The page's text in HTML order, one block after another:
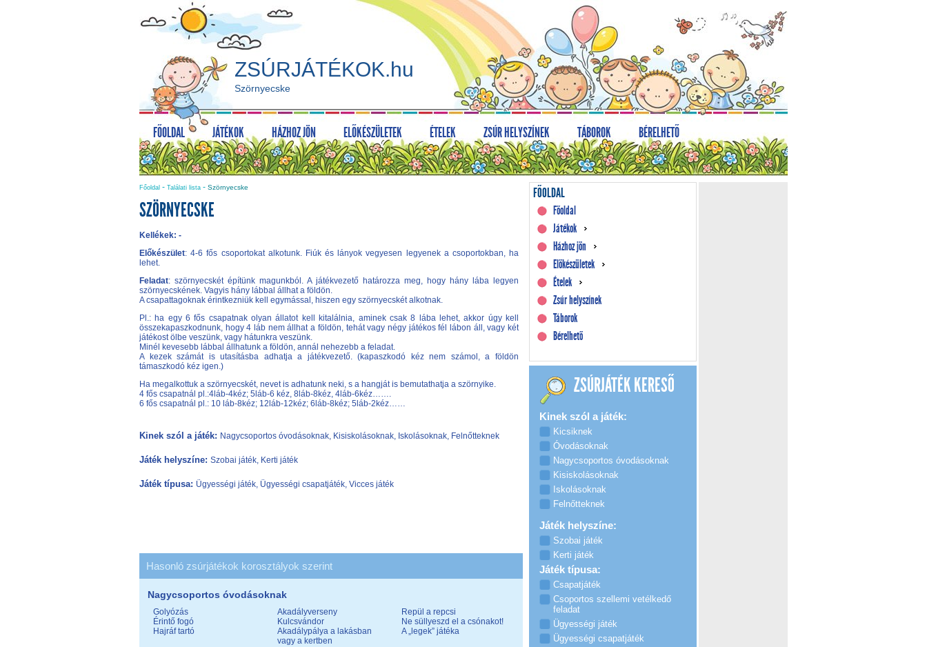
ZSÚRJÁTÉKOK.hu
Szörnyecske
FŐOLDAL JÁTÉKOK HÁZHOZ JÖN ELŐKÉSZÜLETEK ÉTELEK ZSÚR HELYSZÍNEK TÁBOROK BÉRELHETŐ
Főoldal - Találati lista - Szörnyecske
SZÖRNYECSKE
Kellékek: -
Előkészület: 4-6 fős csoportokat alkotunk. Fiúk és lányok vegyesen legyenek a csoportokban, ha
lehet.
Feladat: szörnyecskét építünk magunkból. A játékvezető határozza meg, hogy hány lába legyen
szörnyecskének. Vagyis hány lábbal állhat a földön.
A csapattagoknak érintkezniük kell egymással, hiszen egy szörnyecskét alkotnak.
Pl.: ha egy 6 fős csapatnak olyan állatot kell kitalálnia, aminek csak 8 lába lehet, akkor úgy kell
összekapaszkodnunk, hogy 4 láb nem állhat a földön, tehát vagy négy játékos fél lábon áll, vagy két
játékost ölbe veszünk, vagy hátunkra veszünk.
Minél kevesebb lábbal állhatunk a földön, annál nehezebb a feladat.
A kezek számát is utasításba adhatja a játékvezető. (kapaszkodó kéz nem számol, a földön
támaszkodó kéz igen.)
Ha megalkottuk a szörnyecskét, nevet is adhatunk neki, s a hangját is bemutathatja a szörnyike.
4 fős csapatnál pl.:4láb-4kéz; 5láb-6 kéz, 8láb-8kéz, 4láb-6kéz…….
6 fős csapatnál pl.: 10 láb-8kéz; 12láb-12kéz; 6láb-8kéz; 5láb-2kéz……
Kinek szól a játék: Nagycsoportos óvodásoknak, Kisiskolásoknak, Iskolásoknak, Felnőtteknek
Játék helyszíne: Szobai játék, Kerti játék
Játék típusa: Ügyességi játék, Ügyességi csapatjáték, Vicces játék
Hasonló zsúrjátékok korosztályok szerint
Nagycsoportos óvodásoknak
Golyózás Akadályverseny
Repül a repcsi
Érintő fogó
Kulcsvándor
Ne süllyeszd el a csónakot!
Hajráf tartó
Akadálypálya a lakásban
vagy a kertben
A „legek” játéka
FŐOLDAL
Főoldal
Játékok
Házhoz jön
Előkészületek
Ételek
Zsúr helyszínek
Táborok
Bérelhető
ZSÚRJÁTÉK KERESŐ
Kinek szól a játék:
Kicsiknek
Óvodásoknak
Nagycsoportos óvodásoknak
Kisiskolásoknak
Iskolásoknak
Felnőtteknek
Játék helyszíne:
Szobai játék
Kerti játék
Játék típusa:
Csapatjáték
Csoportos szellemi vetélkedő
feladat
Ügyességi játék
Ügyességi csapatjáték